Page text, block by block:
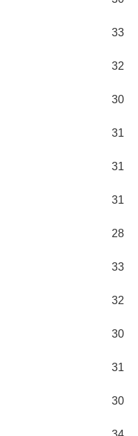
33
32
30
31
31
31
28
33
32
30
31
30